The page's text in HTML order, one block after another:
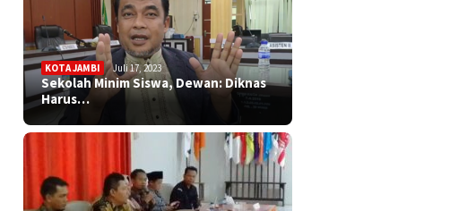
KOTA JAMBI Juli 17, 2023
Sekolah Minim Siswa, Dewan: Diknas
Harus…